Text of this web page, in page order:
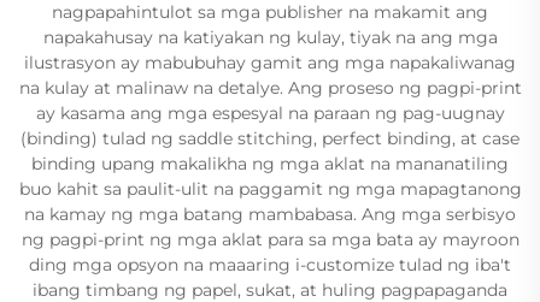
nagpapahintulot sa mga publisher na makamit ang
napakahusay na katiyakan ng kulay, tiyak na ang mga
ilustrasyon ay mabubuhay gamit ang mga napakaliwanag
na kulay at malinaw na detalye. Ang proseso ng pagpi-print
ay kasama ang mga espesyal na paraan ng pag-uugnay
(binding) tulad ng saddle stitching, perfect binding, at case
binding upang makalikha ng mga aklat na mananatiling
buo kahit sa paulit-ulit na paggamit ng mga mapagtanong
na kamay ng mga batang mambabasa. Ang mga serbisyo
ng pagpi-print ng mga aklat para sa mga bata ay mayroon
ding mga opsyon na maaaring i-customize tulad ng iba't
ibang timbang ng papel, sukat, at huling pagpapaganda